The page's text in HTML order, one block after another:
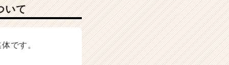
いて
です。